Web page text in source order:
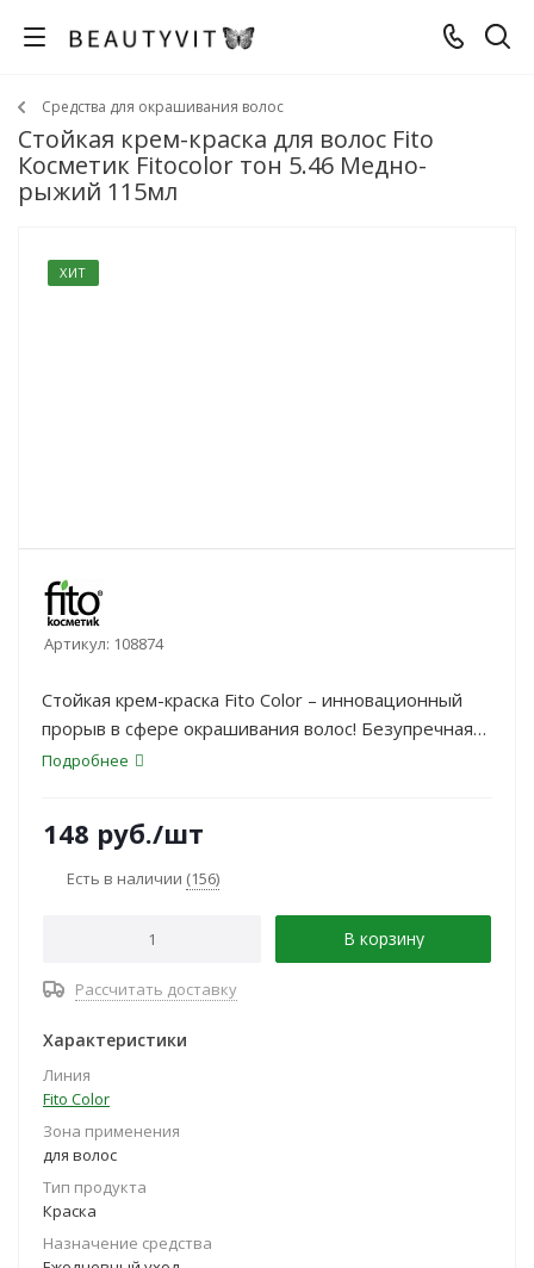
Средства для окрашивания волос
Стойкая крем-краска для волос Fito
Косметик Fitocolor тон 5.46 Медно-
рыжий 115мл
ХИТ
Артикул: 108874
Стойкая крем-краска Fito Color – инновационный
прорыв в сфере окрашивания волос! Безупречная
формула краски не содержит аммиак и имеет 100%
bio- ламинирования
Подробнее
148 руб./шт
Есть в наличии (156)
В корзину
Рассчитать доставку
Характеристики
Линия
Fito Color
Зона применения
для волос
Тип продукта
Краска
Назначение средства